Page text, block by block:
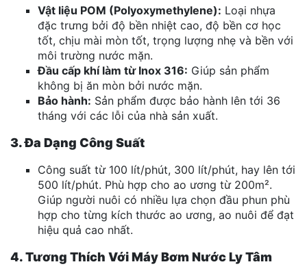
Vật liệu POM (Polyoxymethylene): Loại nhựa
đặc trưng bởi độ bền nhiệt cao, độ bền cơ học
tốt, chịu mài mòn tốt, trọng lượng nhẹ và bền với
môi trường nước mặn.
Đầu cấp khí làm từ Inox 316: Giúp sản phẩm
không bị ăn mòn bởi nước mặn.
Bảo hành: Sản phẩm được bảo hành lên tới 36
tháng với các lỗi của nhà sản xuất.
3. Đa Dạng Công Suất
Công suất từ 100 lít/phút, 300 lít/phút, hay lên tới
500 lít/phút. Phù hợp cho ao ương từ 200m².
Giúp người nuôi có nhiều lựa chọn đầu phun phù
hợp cho từng kích thước ao ương, ao nuôi để đạt
hiệu quả cao nhất.
4. Tương Thích Với Máy Bơm Nước Ly Tâm